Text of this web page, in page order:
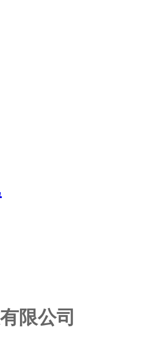
限公司